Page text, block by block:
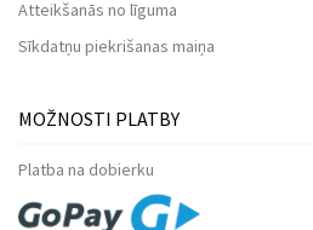
Atteikšanās no līguma
Sīkdatņu piekrišanas maiņa
MOŽNOSTI PLATBY
Platba na dobierku